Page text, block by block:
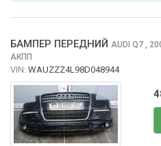
БАМПЕР ПЕРЕДНИЙ AUDI Q7 ,
АКПП
VIN: WAUZZZ4L98D048944